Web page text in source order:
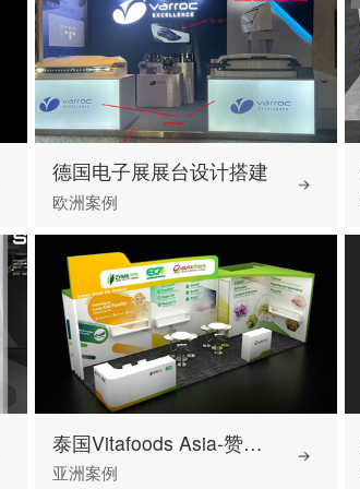
德国电子展展台设计搭建
欧洲案例
泰国Vitafoods Asia-赞倍思
亚洲案例